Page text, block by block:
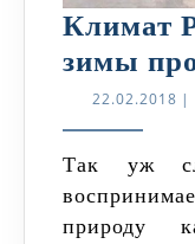
Климат
зимы
22.02.2018 |
Так уж сложилось, что человек
природу